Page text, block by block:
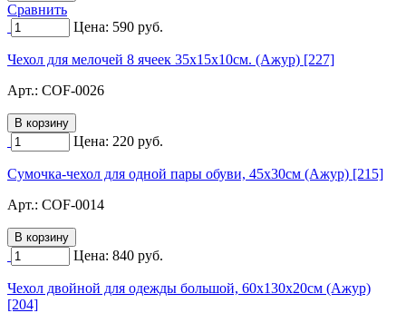
Сравнить
Цена: 590 руб.
Чехол для мелочей 8 ячеек 35х15х10см. (Ажур) [227]
Арт.: COF-0026
Цена: 220 руб.
Сумочка-чехол для одной пары обуви, 45х30см (Ажур) [215]
Арт.: COF-0014
Цена: 840 руб.
Чехол двойной для одежды большой, 60х130х20см (Ажур)
[204]